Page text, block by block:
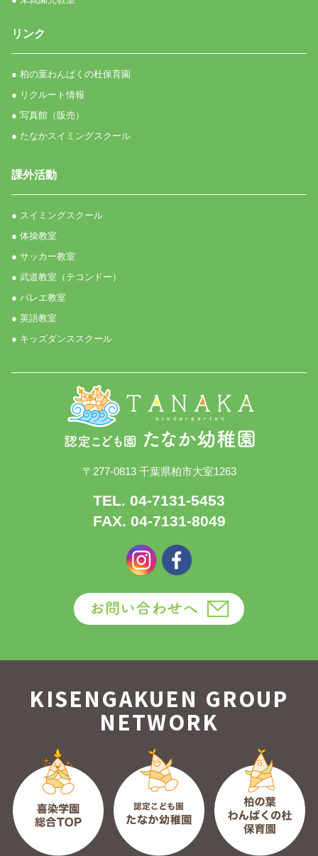
リンク
● 柏の葉わんぱくの杜保育園
● リクルート情報
● 写真館（販売）
● たなかスイミングスクール
課外活動
● スイミングスクール
● 体操教室
● サッカー教室
● 武道教室（テコンドー）
● バレエ教室
● 英語教室
● キッズダンススクール
〒277-0813 千葉県柏市大室1263
TEL. 04-7131-5453
FAX. 04-7131-8049
KISENGAKUEN GROUP
NETWORK